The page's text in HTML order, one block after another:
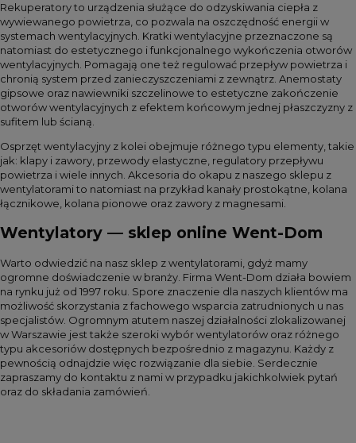
Rekuperatory to urządzenia służące do odzyskiwania ciepła z
wywiewanego powietrza, co pozwala na oszczędność energii w
systemach wentylacyjnych. Kratki wentylacyjne przeznaczone są
natomiast do estetycznego i funkcjonalnego wykończenia otworów
wentylacyjnych. Pomagają one też regulować przepływ powietrza i
chronią system przed zanieczyszczeniami z zewnątrz. Anemostaty
gipsowe oraz nawiewniki szczelinowe to estetyczne zakończenie
otworów wentylacyjnych z efektem końcowym jednej płaszczyzny z
sufitem lub ścianą.
Osprzęt wentylacyjny z kolei obejmuje różnego typu elementy, takie
jak: klapy i zawory, przewody elastyczne, regulatory przepływu
powietrza i wiele innych. Akcesoria do okapu z naszego sklepu z
wentylatorami to natomiast na przykład kanały prostokątne, kolana
łącznikowe, kolana pionowe oraz zawory z magnesami.
Wentylatory — sklep online Went-Dom
Warto odwiedzić na nasz sklep z wentylatorami, gdyż mamy
ogromne doświadczenie w branży. Firma Went-Dom działa bowiem
na rynku już od 1997 roku. Spore znaczenie dla naszych klientów ma
możliwość skorzystania z fachowego wsparcia zatrudnionych u nas
specjalistów. Ogromnym atutem naszej działalności zlokalizowanej
w Warszawie jest także szeroki wybór wentylatorów oraz różnego
typu akcesoriów dostępnych bezpośrednio z magazynu. Każdy z
pewnością odnajdzie więc rozwiązanie dla siebie. Serdecznie
zapraszamy do kontaktu z nami w przypadku jakichkolwiek pytań
oraz do składania zamówień.